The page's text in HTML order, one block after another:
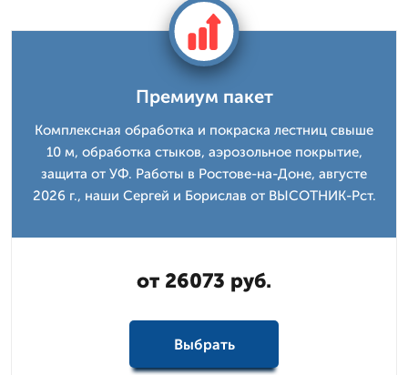
Премиум пакет
Комплексная обработка и покраска лестниц свыше
10 м, обработка стыков, аэрозольное покрытие,
защита от УФ. Работы в Ростове-на-Доне, августе
2026 г., наши Сергей и Борислав от ВЫСОТНИК-Рст.
от 26073 руб.
Выбрать